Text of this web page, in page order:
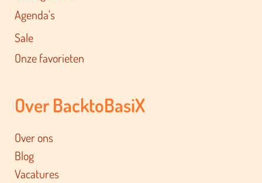
Agenda's
Sale
Onze favorieten
Over BacktoBasiX
Over ons
Blog
Vacatures